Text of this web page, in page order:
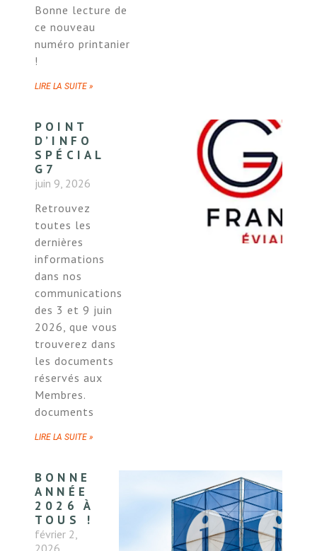
Bonne lecture de
ce nouveau
numéro printanier
!
LIRE LA SUITE »
POINT
D’INFO
SPÉCIAL
G7
juin 9, 2026
Retrouvez
toutes les
dernières
informations
dans nos
communications
des 3 et 9 juin
2026, que vous
trouverez dans
les documents
réservés aux
Membres.
documents
LIRE LA SUITE »
BONNE
ANNÉE
2026 À
TOUS !
février 2,
2026